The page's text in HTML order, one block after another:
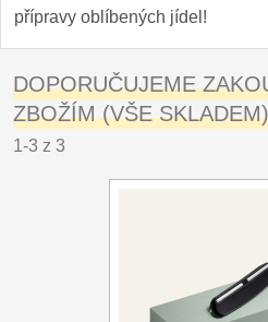
přípravy oblíbených jídel!
DOPORUČUJEME
ZBOŽÍM (VŠE
1-3 z 3